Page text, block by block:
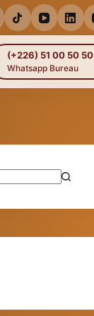
(+226) 51 00 50 50
Whatsapp Bureau